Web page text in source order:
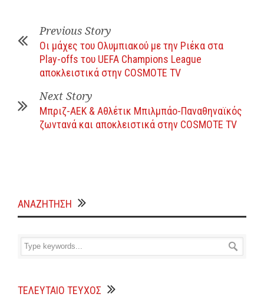
Previous Story
Οι μάχες του Ολυμπιακού με την Ριέκα στα
Play-offs του UEFA Champions League
αποκλειστικά στην COSMOTE TV
Next Story
Μπριζ-ΑΕΚ & Αθλέτικ Μπιλμπάο-Παναθηναϊκός
ζωντανά και αποκλειστικά στην COSMOTE TV
ΑΝΑΖΗΤΗΣΗ
ΤΕΛΕΥΤΑΙΟ ΤΕΥΧΟΣ